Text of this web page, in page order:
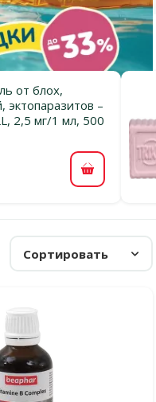
от блох,
эктопаразитов –
2,5 мг/1 мл, 500
В корзину
Сортировать